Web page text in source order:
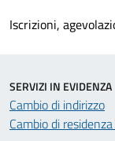
Iscrizioni,
SERVIZI IN EVIDENZA
Cambio di indirizzo
Cambio di